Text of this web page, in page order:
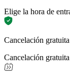
Elige la hora de
Cancelación gratuita
Cancelación